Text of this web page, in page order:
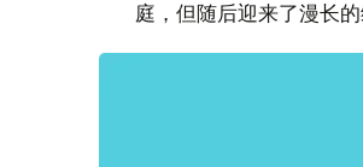
庭，但随后迎来了漫长的